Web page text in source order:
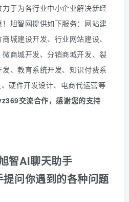
于为各行业中小企业解决新经
旭智网提供如下服务：网站建
城建设开发、行业网站建设、
商城开发、分销商城开发、裂
、教育系统开发、知识付费系
硬件开发设计、电商代运营等
交流合作，感谢您的支持
智AI聊天助手
问你遇到的各种问题